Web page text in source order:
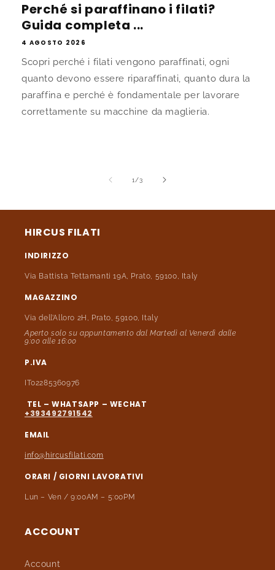
Perché si paraffinano i filati?
Guida completa ...
4 AGOSTO 2026
Scopri perché i filati vengono paraffinati, ogni
quanto devono essere riparaffinati, quanto dura la
paraffina e perché è fondamentale per lavorare
correttamente su macchine da maglieria.
1 /su
3
HIRCUS FILATI
INDIRIZZO
Via Battista Tettamanti 19A, Prato, 59100, Italy
MAGAZZINO
Via dell’Alloro 2H, Prato, 59100, Italy
Aperto solo su appuntamento dal Martedì al Venerdì dalle
9:00 alle 16:00
P.IVA
IT02285360976
TEL – WHATSAPP – WECHAT
+393492791542
EMAIL
info@hircusfilati.com
ORARI / GIORNI LAVORATIVI
Lun – Ven / 9:00AM – 5:00PM
ACCOUNT
Account